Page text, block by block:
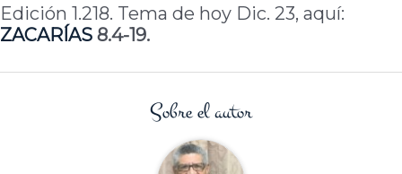
Edición 1.218. Tema de hoy Dic. 23, aquí:
ZACARÍAS 8.4-19.
Sobre el autor